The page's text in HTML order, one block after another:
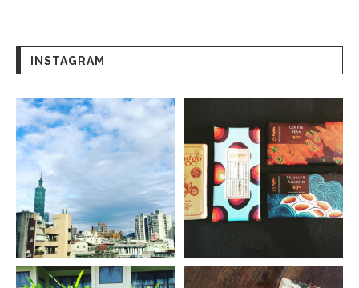
INSTAGRAM